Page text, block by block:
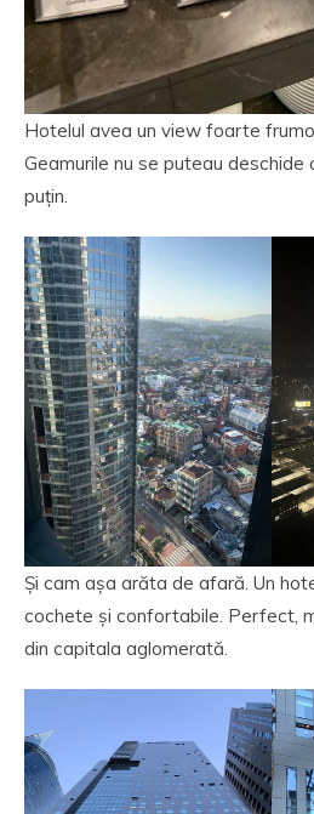
Hotelul avea un view foarte
Geamurile nu se puteau
puțin.
Și cam așa arăta de afară. Un
cochete și confortabile. Perfect,
din capitala aglomerată.